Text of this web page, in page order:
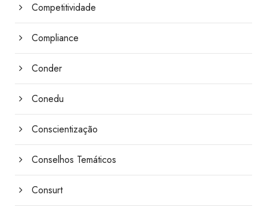
Competitividade
Compliance
Conder
Conedu
Conscientização
Conselhos Temáticos
Consurt